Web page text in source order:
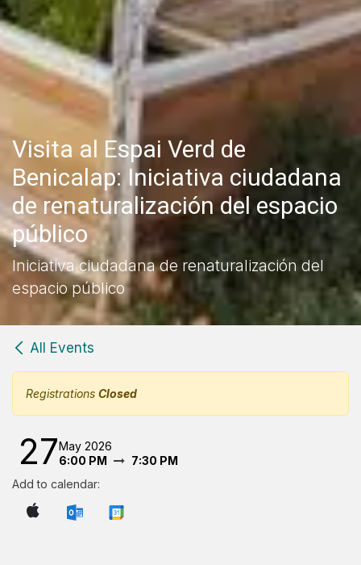
Visita al Espai Verd de
Benicalap: Iniciativa ciudadana
de renaturalización del espacio
público
Iniciativa ciudadana de renaturalización del
espacio público
All Events
Registrations Closed
27May 2026
6:00 PM
7:30 PM
Add to calendar: